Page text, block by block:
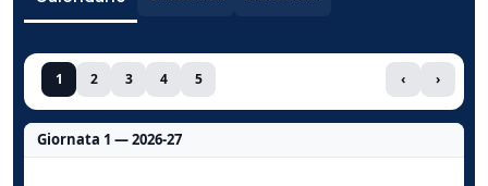
1 2 3 4 5 ‹ ›
Giornata 1 — 2026-27